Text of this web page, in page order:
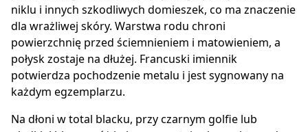
niklu i innych szkodliwych domieszek, co ma znaczenie
dla wrażliwej skóry. Warstwa rodu chroni
powierzchnię przed ściemnieniem i matowieniem, a
połysk zostaje na dłużej. Francuski imiennik
potwierdza pochodzenie metalu i jest sygnowany na
każdym egzemplarzu.
Na dłoni w total blacku, przy czarnym golfie lub